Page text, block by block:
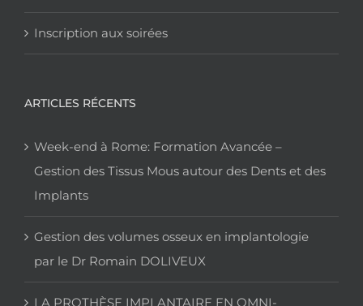
Inscription aux soirées
ARTICLES RÉCENTS
Week-end à Rome: Formation Avancée –
Gestion des Tissus Mous autour des Dents et des
Implants
Gestion des volumes osseux en implantologie
par le Dr Romain DOLIVEUX
LA PROTHÈSE IMPLANTAIRE EN OMNI-